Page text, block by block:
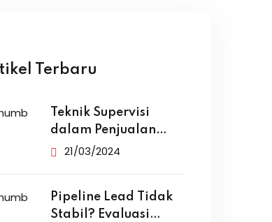
Terbaru
Teknik Supervisi
dalam Penjualan
yang Efektif
21/03/2024
Pipeline Lead Tidak
Stabil? Evaluasi